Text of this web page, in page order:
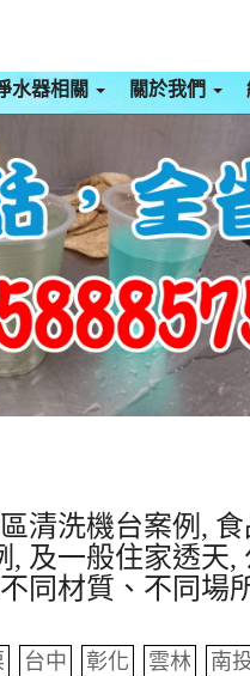
水器相關 關於我們
清洗機台案例,
及一般住家透天
同材質、不同
台中 彰化 雲林 南